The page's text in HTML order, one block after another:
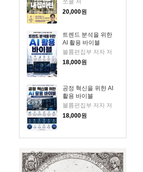
20,000원
트렌드 분석을 위한
AI 활용 바이블
볼륨편집부 저자 저
18,000원
공정 혁신을 위한 AI
활용 바이블
볼륨편집부 저자 저
18,000원